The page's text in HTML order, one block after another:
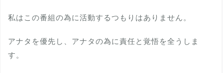
私はこの番組の為に活動するつもりはありません。
アナタを優先し、アナタの為に責任と覚悟を全うしま
す。